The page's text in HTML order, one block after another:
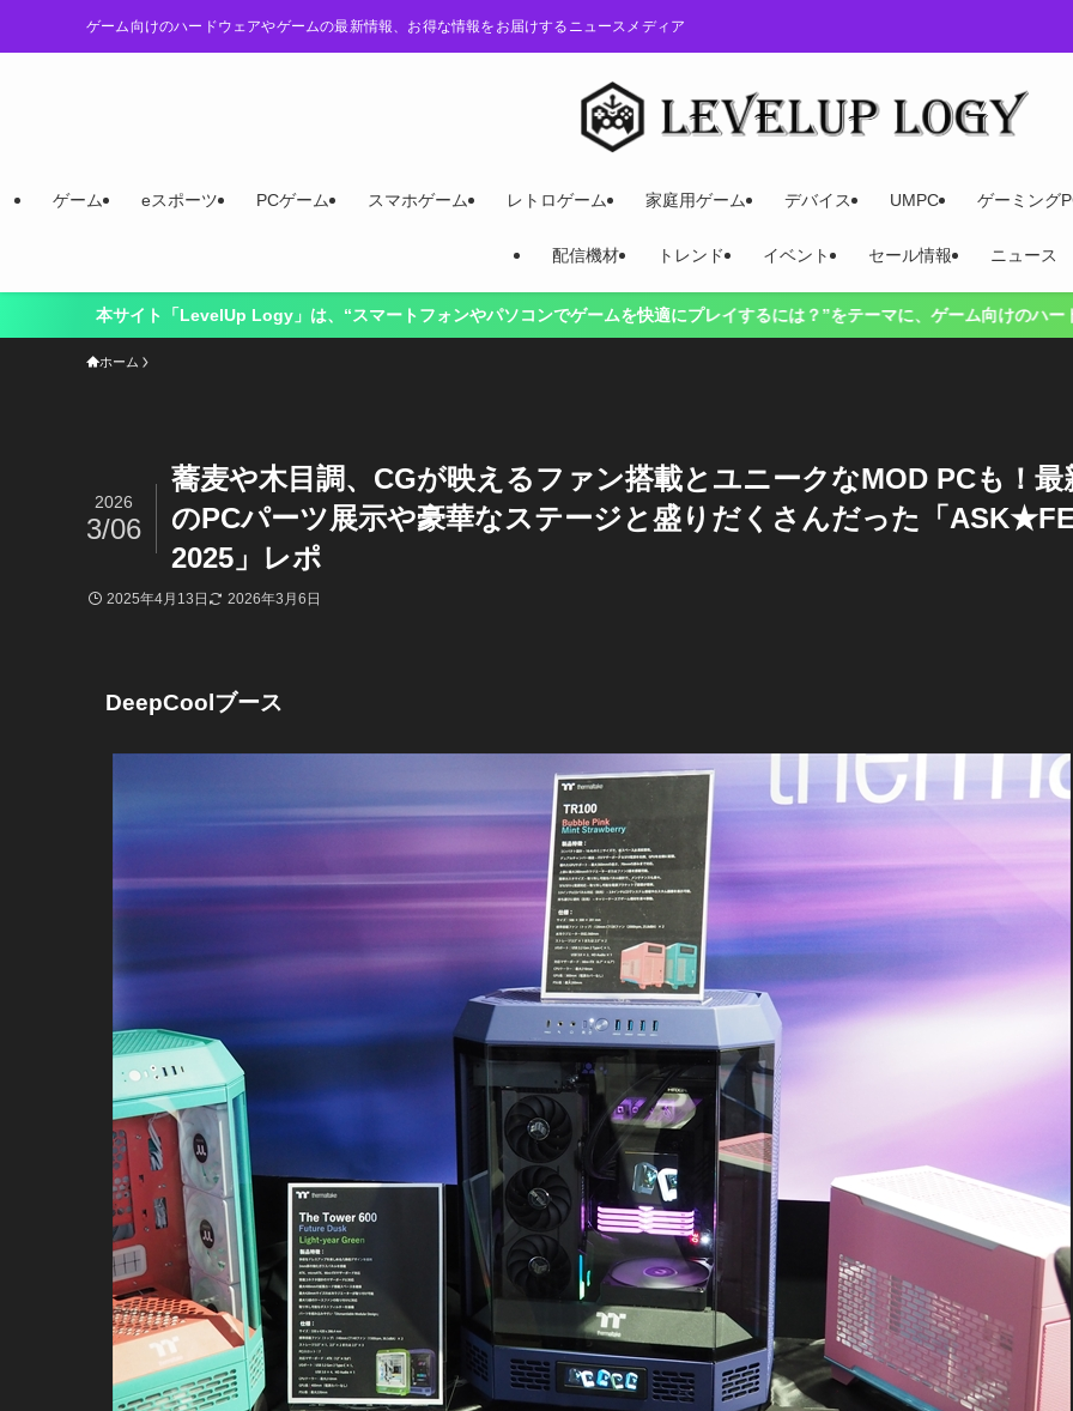
ゲーム向けのハードウェアやゲームの最新情報、お得な情報をお届けするニュースメディア
ゲーム eスポーツ PCゲーム スマホゲーム レトロゲーム 家庭用ゲーム デバイス UMPC ゲーミング
配信機材 トレンド イベント セール情報 ニュース
ートフォンやパソコンでゲームを快適にプレイするには？”をテーマに、ゲーム向けのハードウェアやゲームの最新情報、お得な情報をお
ホーム
蕎麦や木目調、CGが映えるファン搭載とユニークなMOD PCも！最
のPCパーツ展示や豪華なステージと盛りだくさんだった「
2025」レポ
2026
3/06
2025年4月13日 2026年3月6日
DeepCoolブース